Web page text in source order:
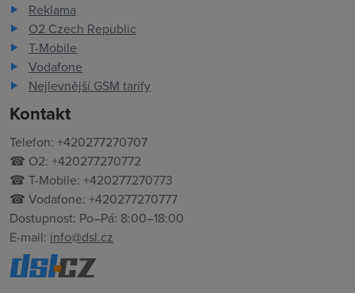
Reklama
O2 Czech Republic
T-Mobile
Vodafone
Nejlevnější GSM tarify
Kontakt
Telefon: +420277270707
☎ O2: +420277270772
☎ T-Mobile: +420277270773
☎ Vodafone: +420277270777
Dostupnost: Po–Pá: 8:00–18:00
E-mail: info@dsl.cz